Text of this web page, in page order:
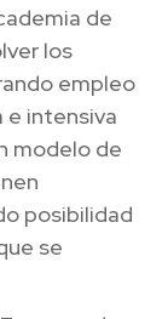
de
los
empleo
e intensiva
modelo de
posibilidad
se